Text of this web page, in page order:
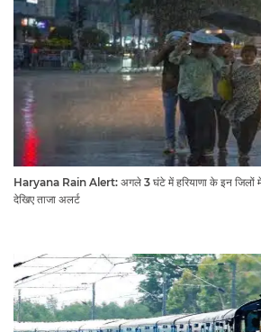
Haryana Rain Alert: अगले 3 घंटे में हरियाणा के इन जिलों में
देखिए ताजा अलर्ट